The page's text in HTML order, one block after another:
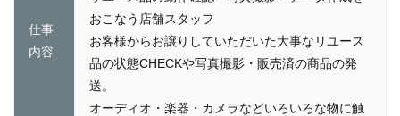
仕事
内容
おこなう店舗スタッフ
お客様からお譲りしていただいた大事なリユース
品の状態CHECKや写真撮影・販売済の商品の発
送。
オーディオ・楽器・カメラなどいろいろな物に触